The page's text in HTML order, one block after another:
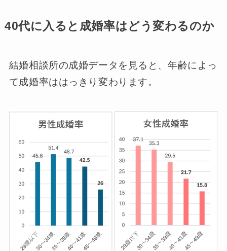
40代に入ると成婚率はどう変わるのか
結婚相談所の成婚データを見ると、年齢によっ
て成婚率ははっきり変わります。